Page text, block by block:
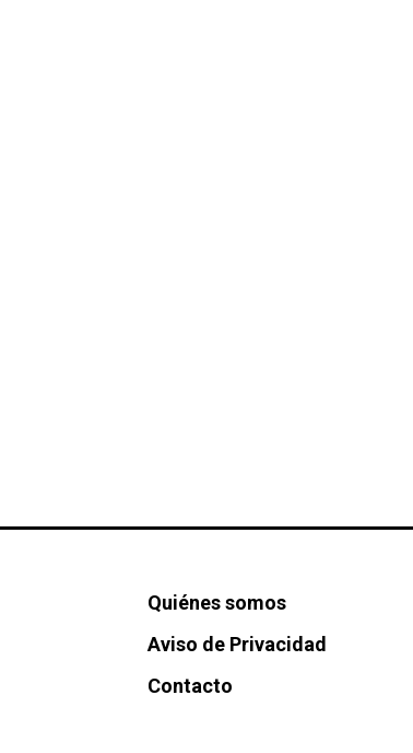
Quiénes somos
Aviso de Privacidad
Contacto